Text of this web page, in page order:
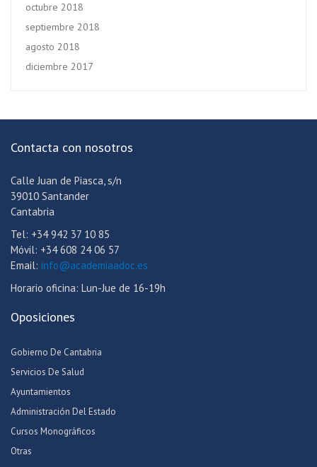
octubre 2018
septiembre 2018
agosto 2018
diciembre 2017
Contacta con nosotros
Calle Juan de Piasca, s/n
39010 Santander
Cantabria
Tel: +34 942 37 10 85
Móvil: +34 608 24 06 57
Email: info@academiaadoc.es
Horario oficina: Lun-Jue de 16-19h
Oposiciones
Gobierno De Cantabria
Servicios De Salud
Ayuntamientos
Administración Del Estado
Cursos Monográficos
Otras